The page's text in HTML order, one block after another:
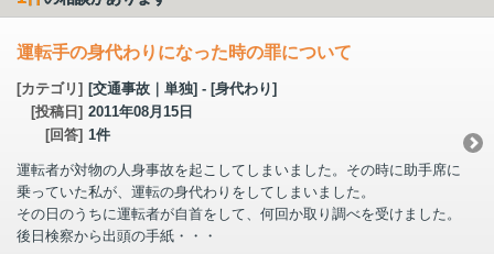
運転手の身代わりになった時の罪について
[カテゴリ] [交通事故｜単独] - [身代わり]
[投稿日] 2011年08月15日
[回答] 1件
運転者が対物の人身事故を起こしてしまいました。その時に助手席に
乗っていた私が、運転の身代わりをしてしまいました。
その日のうちに運転者が自首をして、何回か取り調べを受けました。
後日検察から出頭の手紙・・・